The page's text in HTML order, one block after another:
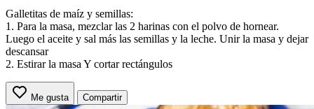
Galletitas de maíz y semillas:
1. Para la masa, mezclar las 2 harinas con el polvo de hornear.
Luego el aceite y sal más las semillas y la leche. Unir la masa y dejar
descansar
2. Estirar la masa Y cortar rectángulos
Me gusta Compartir